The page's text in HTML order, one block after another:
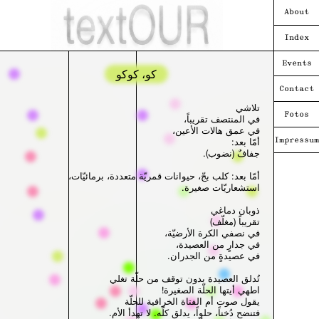
كو، كوكو
تلاشي
،في المنتصف تقريباً
،في عمق هالات الأعين
:أمّا بعد
.جفافٌ (نضوب)
،أمّا بعد: كلب بجّ، حيوانات قمريّة متعددة، برمائيّات
.استشعاريّات صغيرة
ذوبان دماغي
(مغلّف) تقريباً
،في نصفي الكرة الأرضيّة
،في جدارٍ من العصيدة
.في عصيدةٍ من الجدران
تُدلق العصيدة بدون توقف من حلّة تغلي
!اطهي أيتها الحلّة الصغيرة
يقول صوت أم الفتاة الخرافية للحلّة
.فتنضح دُخناً، حلواً، يدلق كلّه. لا تهدأ الأم
About
Index
Events
Contact
Fotos
Impressum